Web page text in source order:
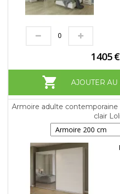
1405€
AJOUTER
Armoire adulte
clair